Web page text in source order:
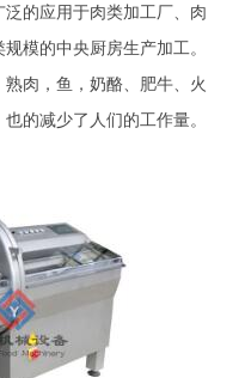
的应用于肉类加工厂、肉
模的中央厨房生产加工。
肉，鱼，奶酪、肥牛、火
的减少了人们的工作量。